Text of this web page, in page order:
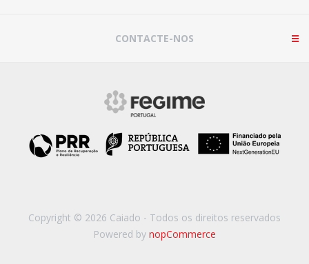
CONTACTE-NOS
Copyright © 2026 Caiado - Todos os direitos reservados
Powered by nopCommerce